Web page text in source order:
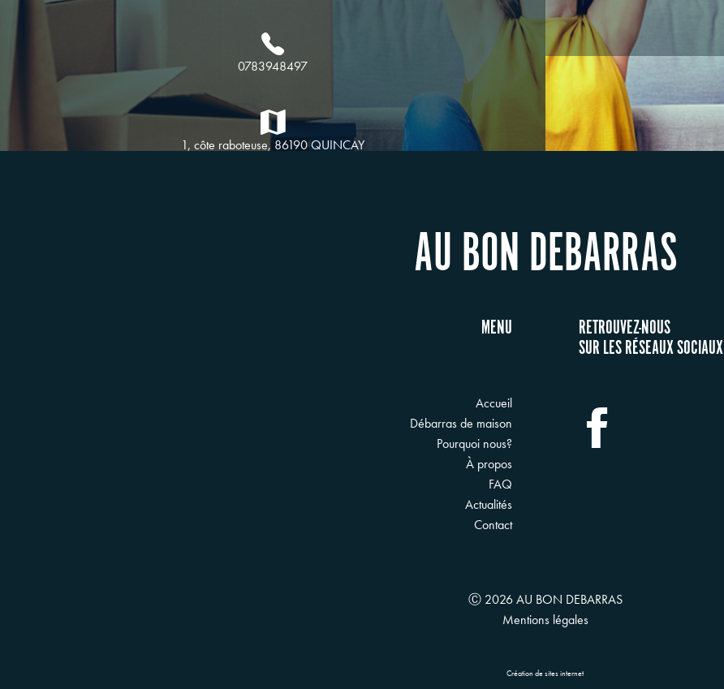
0783948497
1, côte raboteuse, 86190 QUINCAY
AU BON DEBARRAS
MENU
Accueil
Débarras de maison
Pourquoi nous?
À propos
FAQ
Actualités
Contact
RETROUVEZ-NOUS
SUR LES RÉSEAUX SOCIAUX
Ⓒ 2026 AU BON DEBARRAS
Mentions légales
Création de sites internet